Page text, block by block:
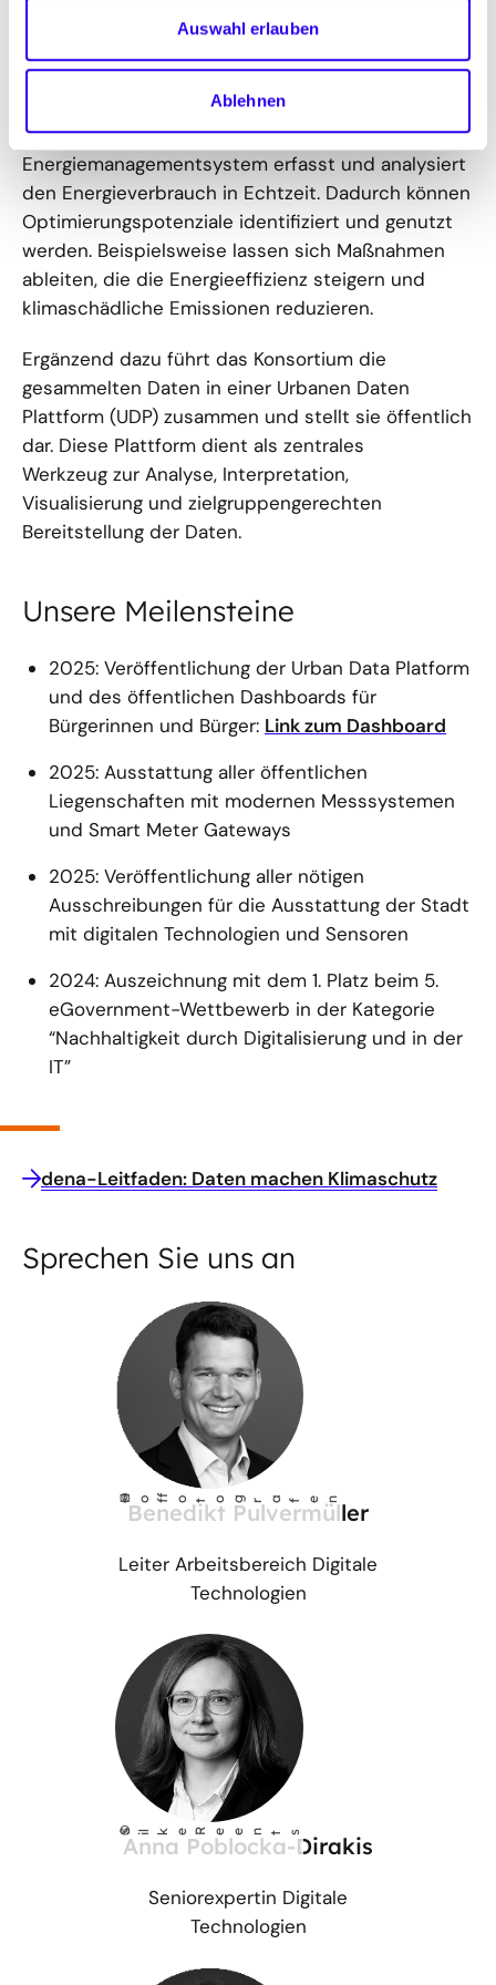
Auswahl erlauben
Ablehnen
Klimafolgenanpassung
Zu den erfassten Daten zählen beispielsweise
Energieverbräuche und CO -Emissionen. Das
Energiemanagementsystem erfasst und analysiert
den Energieverbrauch in Echtzeit. Dadurch können
Optimierungspotenziale identifiziert und genutzt
werden. Beispielsweise lassen sich Maßnahmen
ableiten, die die Energieeffizienz steigern und
klimaschädliche Emissionen reduzieren.
Ergänzend dazu führt das Konsortium die
gesammelten Daten in einer Urbanen Daten
Plattform (UDP) zusammen und stellt sie öffentlich
dar. Diese Plattform dient als zentrales
Werkzeug zur Analyse, Interpretation,
Visualisierung und zielgruppengerechten
Bereitstellung der Daten.
Unsere Meilensteine
2025: Veröffentlichung der Urban Data Platform
und des öffentlichen Dashboards für
Bürgerinnen und Bürger: Link zum Dashboard
2025: Ausstattung aller öffentlichen
Liegenschaften mit modernen Messsystemen
und Smart Meter Gateways
2025: Veröffentlichung aller nötigen
Ausschreibungen für die Ausstattung der Stadt
mit digitalen Technologien und Sensoren
2024: Auszeichnung mit dem 1. Platz beim 5.
eGovernment-Wettbewerb in der Kategorie
“Nachhaltigkeit durch Digitalisierung und in der
IT”
dena-Leitfaden: Daten machen Klimaschutz
Sprechen Sie uns an
©
Ho f
fotog r
a fen
Benedikt Pulvermüller
Leiter Arbeitsbereich Digitale
Technologien
©
S i lke Reents
Anna Poblocka-Dirakis
Seniorexpertin Digitale
Technologien